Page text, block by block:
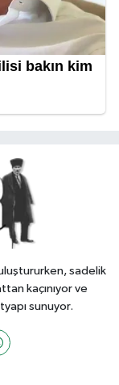
sadelik
kaçınıyor ve
sunuyor.